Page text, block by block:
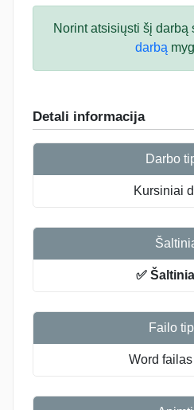
Norint atsisiųsti šį darbą
darbą
Detali informacija
Darbo
Kursiniai
✅
Failo
Word